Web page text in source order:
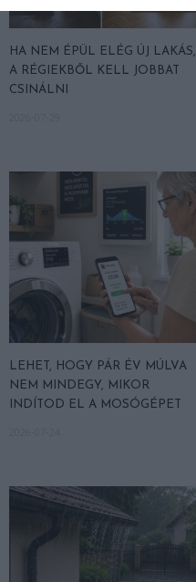
HA NEM ÉPÜL ELÉG ÚJ LAKÁS,
A RÉGIEKBŐL KELL JOBBAT
CSINÁLNI
LEHET, HOGY PÁR ÉV MÚLVA
NEM MINDEGY, MIKOR
INDÍTOD EL A MOSÓGÉPET